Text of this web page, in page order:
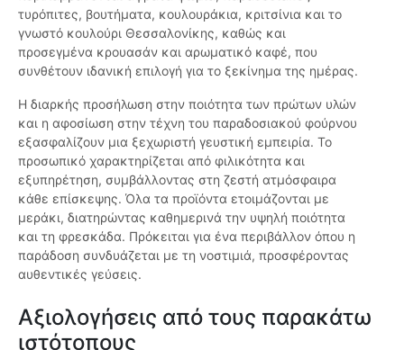
τυρόπιτες, βουτήματα, κουλουράκια, κριτσίνια και το
γνωστό κουλούρι Θεσσαλονίκης, καθώς και
προσεγμένα κρουασάν και αρωματικό καφέ, που
συνθέτουν ιδανική επιλογή για το ξεκίνημα της ημέρας.
Η διαρκής προσήλωση στην ποιότητα των πρώτων υλών
και η αφοσίωση στην τέχνη του παραδοσιακού φούρνου
εξασφαλίζουν μια ξεχωριστή γευστική εμπειρία. Το
προσωπικό χαρακτηρίζεται από φιλικότητα και
εξυπηρέτηση, συμβάλλοντας στη ζεστή ατμόσφαιρα
κάθε επίσκεψης. Όλα τα προϊόντα ετοιμάζονται με
μεράκι, διατηρώντας καθημερινά την υψηλή ποιότητα
και τη φρεσκάδα. Πρόκειται για ένα περιβάλλον όπου η
παράδοση συνδυάζεται με τη νοστιμιά, προσφέροντας
αυθεντικές γεύσεις.
Αξιολογήσεις από τους παρακάτω
ιστότοπους